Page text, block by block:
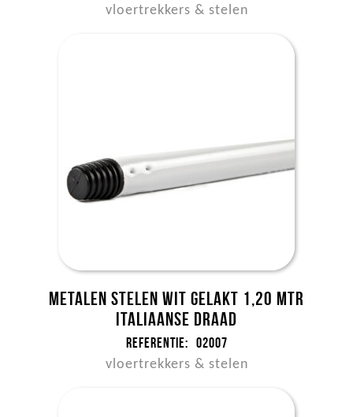
vloertrekkers & stelen
Metalen stelen wit gelakt 1,20 mtr
Italiaanse draad
Referentie: 02007
vloertrekkers & stelen